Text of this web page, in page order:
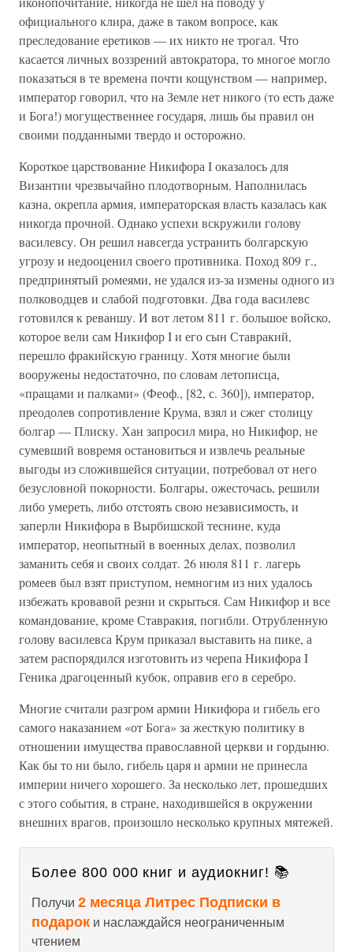
официального клира, даже в таком вопросе, как
преследование еретиков — их никто не трогал. Что
касается личных воззрений автократора, то многое могло
показаться в те времена почти кощунством — например,
император говорил, что на Земле нет никого (то есть даже
и Бога!) могущественнее государя, лишь бы правил он
своими подданными твердо и осторожно.
Короткое царствование Никифора I оказалось для
Византии чрезвычайно плодотворным. Наполнилась
казна, окрепла армия, императорская власть казалась как
никогда прочной. Однако успехи вскружили голову
василевсу. Он решил навсегда устранить болгарскую
угрозу и недооценил своего противника. Поход 809 г.,
предпринятый ромеями, не удался из-за измены одного из
полководцев и слабой подготовки. Два года василевс
готовился к реваншу. И вот летом 811 г. большое войско,
которое вели сам Никифор I и его сын Ставракий,
перешло фракийскую границу. Хотя многие были
вооружены недостаточно, по словам летописца,
«пращами и палками» (Феоф., [82, с. 360]), император,
преодолев сопротивление Крума, взял и сжег столицу
болгар — Плиску. Хан запросил мира, но Никифор, не
сумевший вовремя остановиться и извлечь реальные
выгоды из сложившейся ситуации, потребовал от него
безусловной покорности. Болгары, ожесточась, решили
либо умереть, либо отстоять свою независимость, и
заперли Никифора в Вырбишской теснине, куда
император, неопытный в военных делах, позволил
заманить себя и своих солдат. 26 июля 811 г. лагерь
ромеев был взят приступом, немногим из них удалось
избежать кровавой резни и скрыться. Сам Никифор и все
командование, кроме Ставракия, погибли. Отрубленную
голову василевса Крум приказал выставить на пике, а
затем распорядился изготовить из черепа Никифора I
Геника драгоценный кубок, оправив его в серебро.
Многие считали разгром армии Никифора и гибель его
самого наказанием «от Бога» за жесткую политику в
отношении имущества православной церкви и гордыню.
Как бы то ни было, гибель царя и армии не принесла
империи ничего хорошего. За несколько лет, прошедших
с этого события, в стране, находившейся в окружении
внешних врагов, произошло несколько крупных мятежей.
Более 800 000 книг и аудиокниг! 📚
Получи 2 месяца Литрес Подписки в
подарок и наслаждайся неограниченным
чтением